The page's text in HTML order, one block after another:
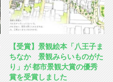
【受賞】景観絵本「八王子ま
ちなか 景観みらいものがた
り」が 都市景観大賞の優秀
賞を受賞しました